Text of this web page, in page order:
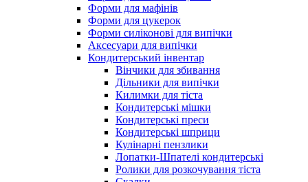
Форми для мафінів
Форми для цукерок
Форми силіконові для випічки
Аксесуари для випічки
Кондитерський інвентар
Вінчики для збивання
Дільники для випічки
Килимки для тіста
Кондитерські мішки
Кондитерські преси
Кондитерські шприци
Кулінарні пензлики
Лопатки-Шпателі кондитерські
Ролики для розкочування тіста